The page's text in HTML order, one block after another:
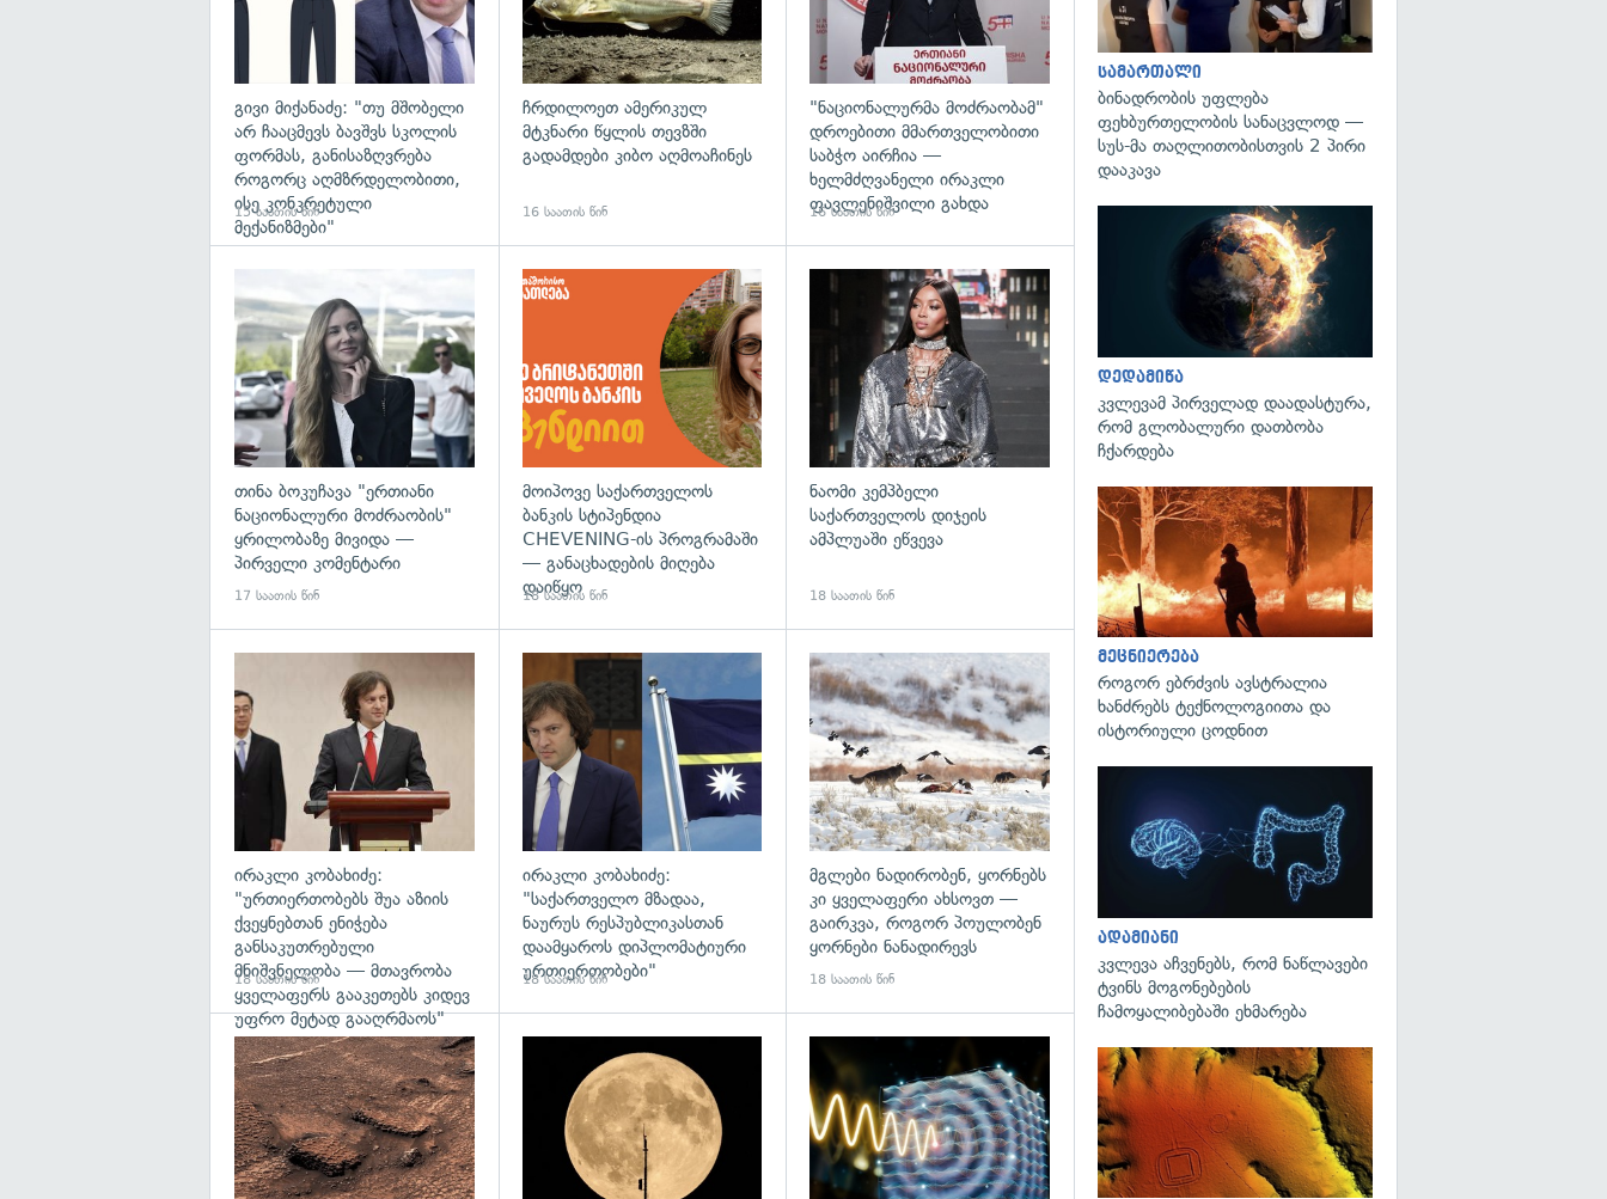
გივი მიქანაძე: "თუ მშობელი
არ ჩააცმევს ბავშვს სკოლის
ფორმას, განისაზღვრება
როგორც აღმზრდელობითი,
ისე კონკრეტული
მექანიზმები"
15 საათის წინ
ჩრდილოეთ ამერიკულ
მტკნარი წყლის თევზში
გადამდები კიბო აღმოაჩინეს
16 საათის წინ
"ნაციონალურმა მოძრაობამ"
დროებითი მმართველობითი
საბჭო აირჩია —
ხელმძღვანელი ირაკლი
ფავლენიშვილი გახდა
16 საათის წინ
გადახედვა
თინა ბოკუჩავა "ერთიანი
ნაციონალური მოძრაობის"
ყრილობაზე მივიდა —
პირველი კომენტარი
17 საათის წინ
მოიპოვე საქართველოს
ბანკის სტიპენდია
CHEVENING-ის პროგრამაში
— განაცხადების მიღება
დაიწყო
18 საათის წინ
ნაომი კემპბელი
საქართველოს დიჯეის
ამპლუაში ეწვევა
18 საათის წინ
გადახედვა
ირაკლი კობახიძე:
"ურთიერთობებს შუა აზიის
ქვეყნებთან ენიჭება
განსაკუთრებული
მნიშვნელობა — მთავრობა
ყველაფერს გააკეთებს კიდევ
უფრო მეტად გააღრმაოს"
18 საათის წინ
გადახედვა
ირაკლი კობახიძე:
"საქართველო მზადაა,
ნაურუს რესპუბლიკასთან
დაამყაროს დიპლომატიური
ურთიერთობები"
18 საათის წინ
გადახედვა
მგლები ნადირობენ, ყორნებს
კი ყველაფერი ახსოვთ —
გაირკვა, როგორ პოულობენ
ყორნები ნანადირევს
18 საათის წინ
გადახედვა გადახედვა
სამართალი
ბინადრობის უფლება
ფეხბურთელობის სანაცვლოდ —
სუს-მა თაღლითობისთვის 2 პირი
დააკავა
დედამიწა
კვლევამ პირველად დაადასტურა,
რომ გლობალური დათბობა
ჩქარდება
მეცნიერება
როგორ ებრძვის ავსტრალია
ხანძრებს ტექნოლოგიითა და
ისტორიული ცოდნით
ადამიანი
კვლევა აჩვენებს, რომ ნაწლავები
ტვინს მოგონებების
ჩამოყალიბებაში ეხმარება